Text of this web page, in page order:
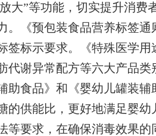
大”等功能，切实提升消
。《预包装食品营养标签
签标示要求。《特殊医学
代谢异常配方等六大产品
助食品》和《婴幼儿罐装
的供能比，更好地满足婴
等要求，在确保消毒效果